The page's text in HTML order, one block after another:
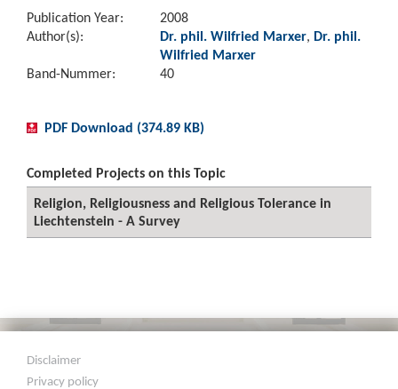
Publication Year:
2008
Author(s):
Dr. phil. Wilfried Marxer, Dr. phil.
Wilfried Marxer
Band-Nummer:
40
PDF Download (374.89 KB)
Completed Projects on this Topic
Religion, Religiousness and Religious Tolerance in
Liechtenstein - A Survey
Disclaimer
Privacy policy